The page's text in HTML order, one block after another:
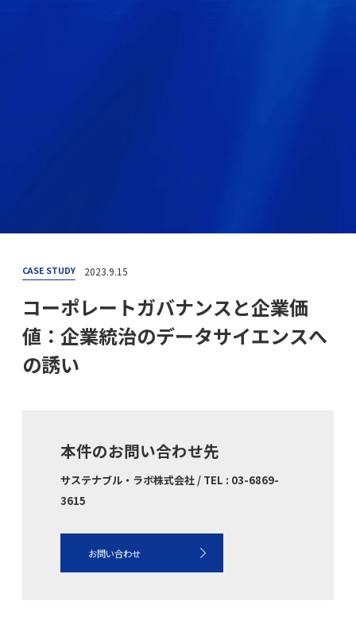
CASE STUDY 2023.9.15
コーポレートガバナンスと企業価
値：企業統治のデータサイエンスへ
の誘い
本件のお問い合わせ先
サステナブル・ラボ株式会社 / TEL : 03-6869-
3615
お問い合わせ